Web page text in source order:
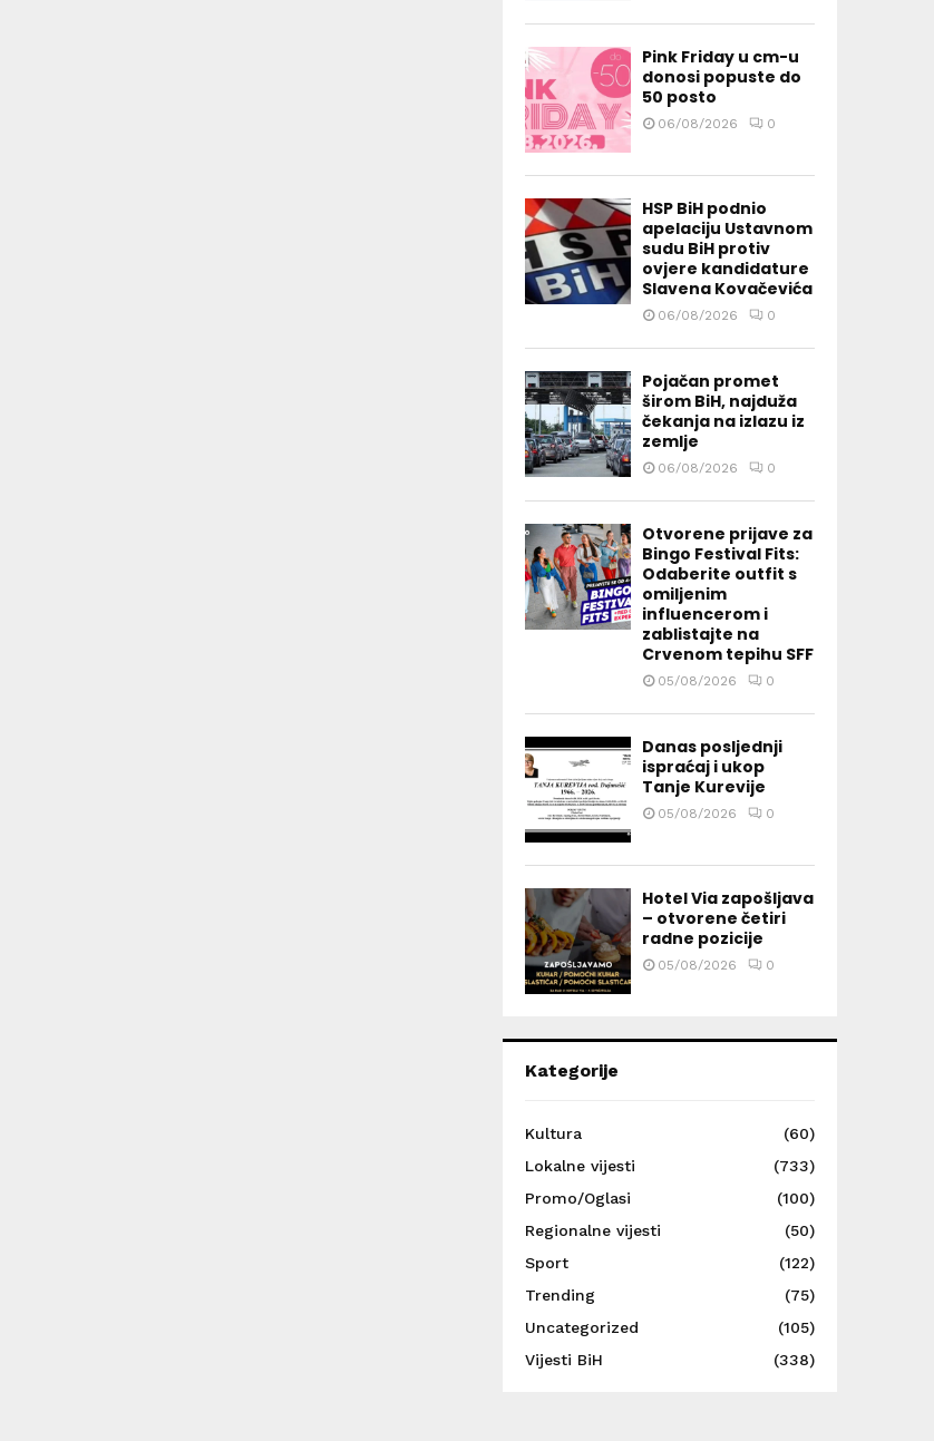
Pink Friday u cm-u
donosi popuste do
50 posto
06/08/2026 0
HSP BiH podnio
apelaciju Ustavnom
sudu BiH protiv
ovjere kandidature
Slavena Kovačevića
06/08/2026 0
Pojačan promet
širom BiH, najduža
čekanja na izlazu iz
zemlje
06/08/2026 0
Otvorene prijave za
Bingo Festival Fits:
Odaberite outfit s
omiljenim
influencerom i
zablistajte na
Crvenom tepihu SFF
05/08/2026 0
Danas posljednji
ispraćaj i ukop
Tanje Kurevije
05/08/2026 0
Hotel Via zapošljava
– otvorene četiri
radne pozicije
05/08/2026 0
Kategorije
Kultura
(60)
Lokalne vijesti
(733)
Promo/Oglasi
(100)
Regionalne vijesti
(50)
Sport
(122)
Trending
(75)
Uncategorized
(105)
Vijesti BiH
(338)